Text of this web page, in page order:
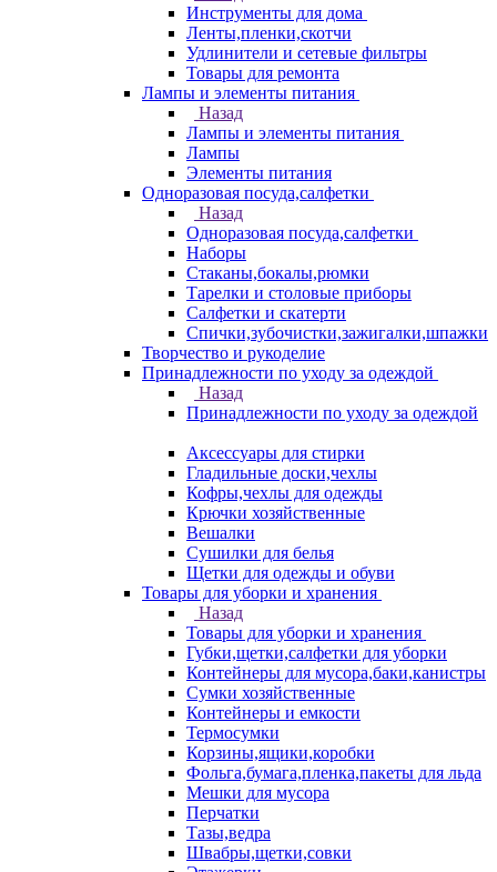
Инструменты для дома
Ленты,пленки,скотчи
Удлинители и сетевые фильтры
Товары для ремонта
Лампы и элементы питания
Назад
Лампы и элементы питания
Лампы
Элементы питания
Одноразовая посуда,салфетки
Назад
Одноразовая посуда,салфетки
Наборы
Стаканы,бокалы,рюмки
Тарелки и столовые приборы
Салфетки и скатерти
Спички,зубочистки,зажигалки,шпажки
Творчество и рукоделие
Принадлежности по уходу за одеждой
Назад
Принадлежности по уходу за одеждой
Аксессуары для стирки
Гладильные доски,чехлы
Кофры,чехлы для одежды
Крючки хозяйственные
Вешалки
Сушилки для белья
Щетки для одежды и обуви
Товары для уборки и хранения
Назад
Товары для уборки и хранения
Губки,щетки,салфетки для уборки
Контейнеры для мусора,баки,канистры
Сумки хозяйственные
Контейнеры и емкости
Термосумки
Корзины,ящики,коробки
Фольга,бумага,пленка,пакеты для льда
Мешки для мусора
Перчатки
Тазы,ведра
Швабры,щетки,совки